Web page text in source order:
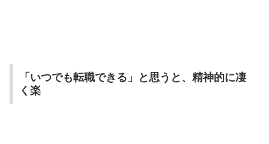
「いつでも転職できる」と思うと、精神的に凄
く楽